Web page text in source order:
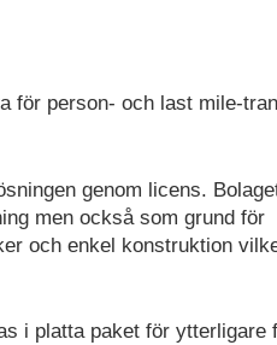
för person- och last mile-
genom licens.
men också som grund för
och enkel konstruktion
i platta paket för ytterligare